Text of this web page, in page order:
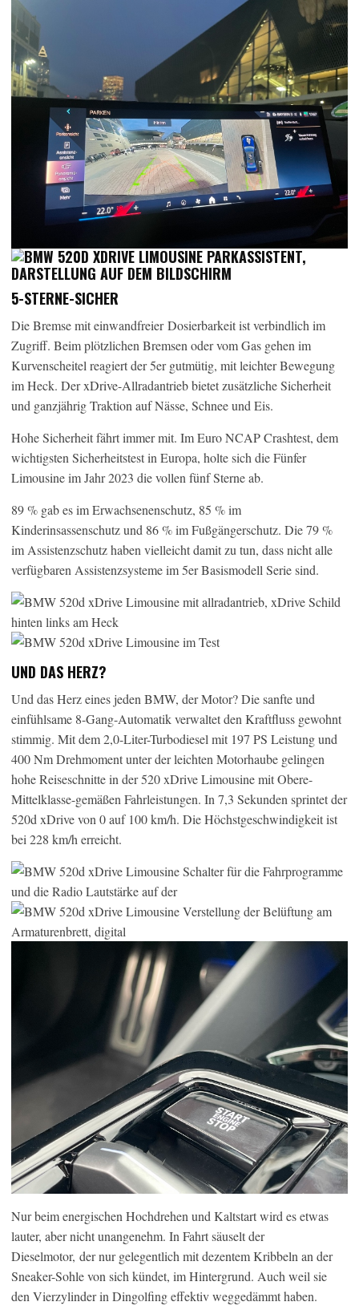
5-STERNE-SICHER
Die Bremse mit einwandfreier Dosierbarkeit ist verbindlich im
Zugriff. Beim plötzlichen Bremsen oder vom Gas gehen im
Kurvenscheitel reagiert der 5er gutmütig, mit leichter Bewegung
im Heck. Der xDrive-Allradantrieb bietet zusätzliche Sicherheit
und ganzjährig Traktion auf Nässe, Schnee und Eis.
Hohe Sicherheit fährt immer mit. Im Euro NCAP Crashtest, dem
wichtigsten Sicherheitstest in Europa, holte sich die Fünfer
Limousine im Jahr 2023 die vollen fünf Sterne ab.
89 % gab es im Erwachsenenschutz, 85 % im
Kinderinsassenschutz und 86 % im Fußgängerschutz. Die 79 %
im Assistenzschutz haben vielleicht damit zu tun, dass nicht alle
verfügbaren Assistenzsysteme im 5er Basismodell Serie sind.
UND DAS HERZ?
Und das Herz eines jeden BMW, der Motor? Die sanfte und
einfühlsame 8-Gang-Automatik verwaltet den Kraftfluss gewohnt
stimmig. Mit dem 2,0-Liter-Turbodiesel mit 197 PS Leistung und
400 Nm Drehmoment unter der leichten Motorhaube gelingen
hohe Reiseschnitte in der 520 xDrive Limousine mit Obere-
Mittelklasse-gemäßen Fahrleistungen. In 7,3 Sekunden sprintet der
520d xDrive von 0 auf 100 km/h. Die Höchstgeschwindigkeit ist
bei 228 km/h erreicht.
Nur beim energischen Hochdrehen und Kaltstart wird es etwas
lauter, aber nicht unangenehm. In Fahrt säuselt der
Dieselmotor, der nur gelegentlich mit dezentem Kribbeln an der
Sneaker-Sohle von sich kündet, im Hintergrund. Auch weil sie
den Vierzylinder in Dingolfing effektiv weggedämmt haben.